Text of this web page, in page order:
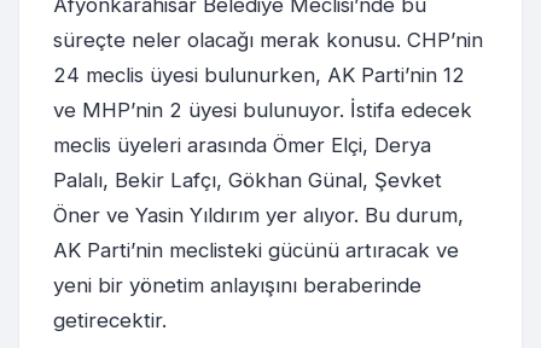
Afyonkarahisar Belediye Meclisi’nde bu
süreçte neler olacağı merak konusu. CHP’nin
24 meclis üyesi bulunurken, AK Parti’nin 12
ve MHP’nin 2 üyesi bulunuyor. İstifa edecek
meclis üyeleri arasında Ömer Elçi, Derya
Palalı, Bekir Lafçı, Gökhan Günal, Şevket
Öner ve Yasin Yıldırım yer alıyor. Bu durum,
AK Parti’nin meclisteki gücünü artıracak ve
yeni bir yönetim anlayışını beraberinde
getirecektir.